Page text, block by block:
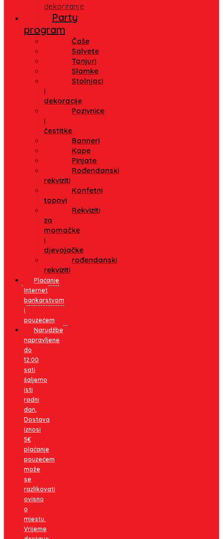
dekoriranje
Party
program
Čaše
Salvete
Tanjuri
Slamke
Stolnjaci
i
dekoracije
Pozivnice
i
čestitke
Banneri
Kape
Pinjate
Rođendanski
rekviziti
Konfetni
topovi
Rekviziti
za
momačke
i
djevojačke
rođendanski
rekviziti
Plaćanje
Internet
bankarstvom
i
pouzećem
Narudžbe
napravljene
do
12:00
sati
šaljemo
isti
radni
dan,
Dostava
iznosi
5€
plaćanje
pouzećem
može
se
razlikovati
ovisno
o
mjestu.
Vrijeme